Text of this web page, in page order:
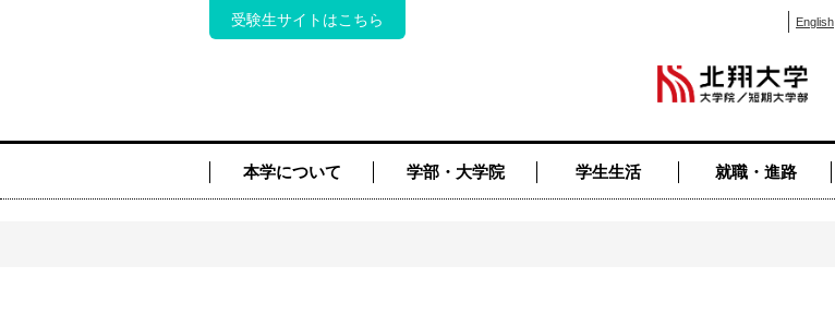
受験生サイトはこちら English
本学について 学部・大学院 学生生活 就職・進路